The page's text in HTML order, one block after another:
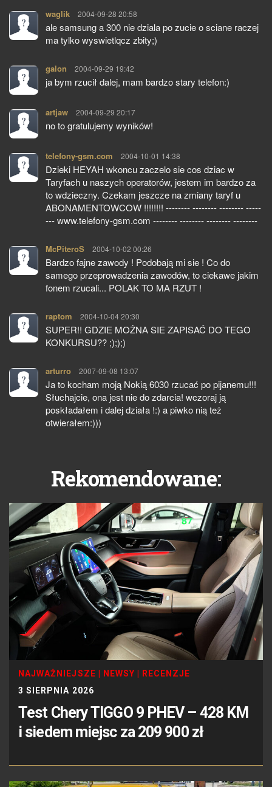
waglik pisze:
2004-09-28 20:58
ale samsung a 300 nie dziala po zucie o sciane raczej
ma tylko wyswietlqcz zbity;)
galon pisze:
2004-09-29 19:42
ja bym rzucił dalej, mam bardzo stary telefon:)
artjaw pisze:
2004-09-29 20:17
no to gratulujemy wyników!
telefony-gsm.com pisze:
2004-10-01 14:38
Dzieki HEYAH wkoncu zaczelo sie cos dziac w
Taryfach u naszych operatorów, jestem im bardzo za
to wdzieczny. Czekam jeszcze na zmiany taryf u
ABONAMENTOWCOW !!!!!!!! -------- -------- -------- -----
--- www.telefony-gsm.com -------- -------- -------- --------
McPiteroS pisze:
2004-10-02 00:26
Bardzo fajne zawody ! Podobają mi sie ! Co do
samego przeprowadzenia zawodów, to ciekawe jakim
fonem rzucali... POLAK TO MA RZUT !
raptom pisze:
2004-10-04 20:30
SUPER!! GDZIE MOŻNA SIE ZAPISAĆ DO TEGO
KONKURSU?? ;););)
arturro pisze:
2007-09-08 13:07
Ja to kocham moją Nokią 6030 rzucać po pijanemu!!!
Słuchajcie, ona jest nie do zdarcia! wczoraj ją
poskładałem i dalej działa !:) a piwko nią też
otwierałem:)))
Rekomendowane:
NAJWAŻNIEJSZE NEWSY
RECENZJE
3 SIERPNIA 2026
Test Chery TIGGO 9 PHEV – 428 KM
i siedem miejsc za 209 900 zł